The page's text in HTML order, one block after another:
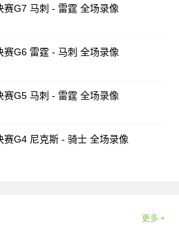
赛G7 马刺 - 雷霆 全场录像
赛G6 雷霆 - 马刺 全场录像
赛G5 马刺 - 雷霆 全场录像
赛G4 尼克斯 - 骑士 全场录像
更多 +